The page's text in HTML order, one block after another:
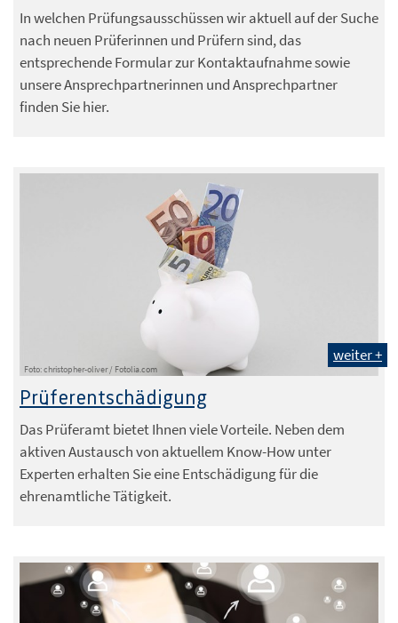
In welchen Prüfungsausschüssen wir aktuell auf der Suche
nach neuen Prüferinnen und Prüfern sind, das
entsprechende Formular zur Kontaktaufnahme sowie
unsere Ansprechpartnerinnen und Ansprechpartner
finden Sie hier.
Foto: christopher-oliver / Fotolia.com
weiter +
Prüferentschädigung
Das Prüferamt bietet Ihnen viele Vorteile. Neben dem
aktiven Austausch von aktuellem Know-How unter
Experten erhalten Sie eine Entschädigung für die
ehrenamtliche Tätigkeit.